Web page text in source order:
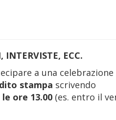
INTERVISTE, ECC.
a una celebrazione
stampa scrivendo
ore 13.00 (es. entro il